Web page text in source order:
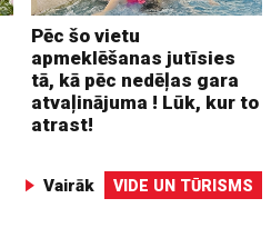
Pēc šo vietu
apmeklēšanas jutīsies
tā, kā pēc nedēļas gara
atvaļinājuma ! Lūk, kur to
atrast!
Vairāk VIDE UN TŪRISMS